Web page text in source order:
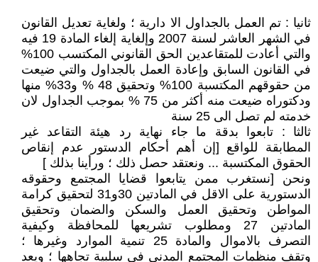
ثانيا : تم العمل بالجداول الا دارية ؛ ولغاية تعديل القانون
في الشهر العاشر لسنة 2007 وإلغاية إلغاء المادة 19 فيه
والتي أعادت للمتقاعدين الحق القانوني المكتسب 100%
في القانون السابق وإعادة العمل بالجداول والتي ضيعت
من حقوقهم المكتسبة 100% وتحقيق 48 % و33% منها
ودكتوراه ضيعت منه أكثر من 75 % بموجب الجداول لان
خدمته لم تصل الى 25 سنة
ثالثا : تابعوا بدقة ما جاء نهاية رد هيئة التقاعد غير
المطابقة للواقع [إن أهم أحكام الدستور عدم إنقاص
الحقوق المكتسبة ... ونعتقد حصل ذلك ؛ ورأينا بذلك ]
ونحن [نستغرب ممن يتابعوا قضايا المجتمع وحقوقه
الدستورية على الاقل في المادتين 30و31 لتحقيق كرامة
المواطن وتحقيق العمل والسكن والضمان وتحقيق
المادتين 27 ومطلوب تشريعها للمحافظة وكيفية
التصرف بالاموال والمادة 25 تنمية الموارد وغيرها ؛
وتقف منظمات المجتمع المدني في سلبية تجاهها ؛ ويعد